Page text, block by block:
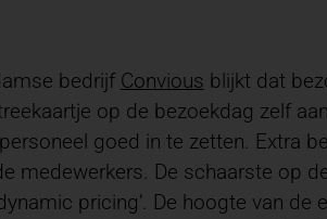
bedrijf Convious blijkt dat
op de bezoekdag zelf
goed in te zetten. Extra
medewerkers. De schaarste op
pricing’. De hoogte van de